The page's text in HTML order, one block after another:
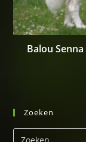
Balou
Zoeken